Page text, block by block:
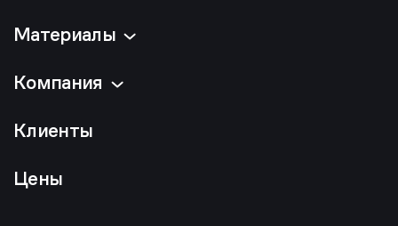
Материалы
Компания
Клиенты
Цены